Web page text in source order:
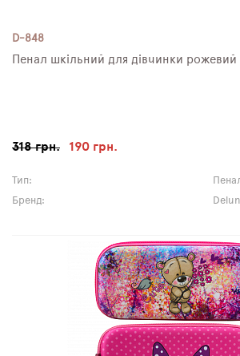
D-848
Пенал шкільний для дівчинки
318 грн. 190 грн.
Тип:
Бренд: